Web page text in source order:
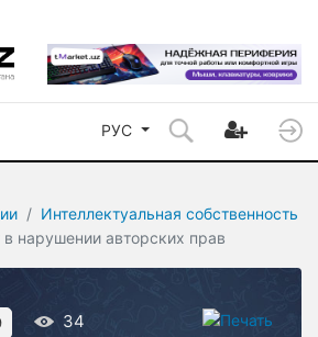
РУС
Интеллектуальная собственность
в нарушении авторских прав
34